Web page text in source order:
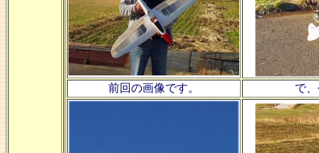
前回の画像です。 で